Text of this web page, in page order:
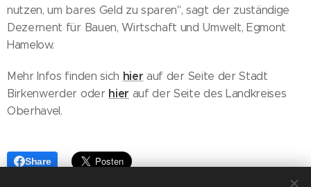
nutzen, um bares Geld zu sparen", sagt der zuständige
Dezernent für Bauen, Wirtschaft und Umwelt, Egmont
Hamelow.
Mehr Infos finden sich hier auf der Seite der Stadt
Birkenwerder oder hier auf der Seite des Landkreises
Oberhavel.
Share